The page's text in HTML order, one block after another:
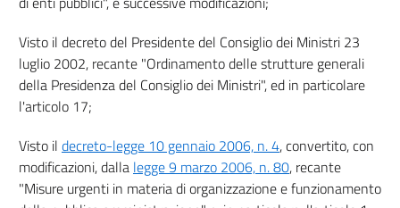
Visto il decreto del Presidente del Consiglio dei Ministri 23
luglio 2002, recante "Ordinamento delle strutture generali
della Presidenza del Consiglio dei Ministri", ed in particolare
l'articolo 17;
Visto il decreto-legge 10 gennaio 2006, n. 4, convertito, con
modificazioni, dalla legge 9 marzo 2006, n. 80, recante
"Misure urgenti in materia di organizzazione e funzionamento